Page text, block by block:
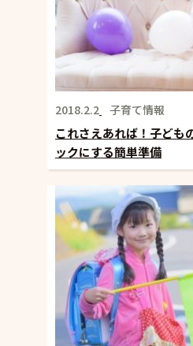
2018.2.2 子育て情報
これさえあれば！子ども
ックにする簡単準備